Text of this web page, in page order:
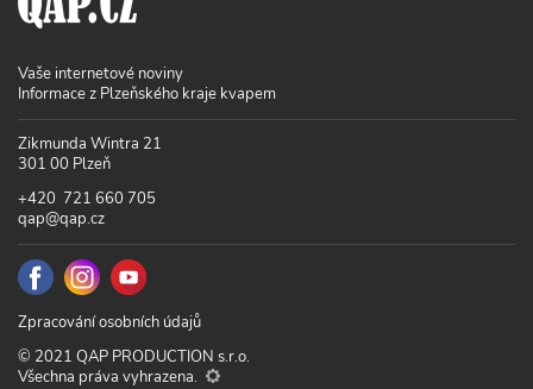
Vaše internetové noviny
Informace z Plzeňského kraje kvapem
Zikmunda Wintra 21
301 00 Plzeň
+420 721 660 705
qap@qap.cz
Zpracování osobních údajů
© 2021 QAP PRODUCTION s.r.o.
Všechna práva vyhrazena.